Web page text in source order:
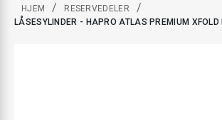
HJEM / RESERVEDELER /
LÅSESYLINDER - HAPRO ATLAS PREMIUM XFOLD II